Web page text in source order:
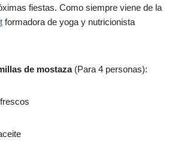
fiestas. Como siempre viene de la
formadora de yoga y nutricionista
de mostaza(Para 4 personas):